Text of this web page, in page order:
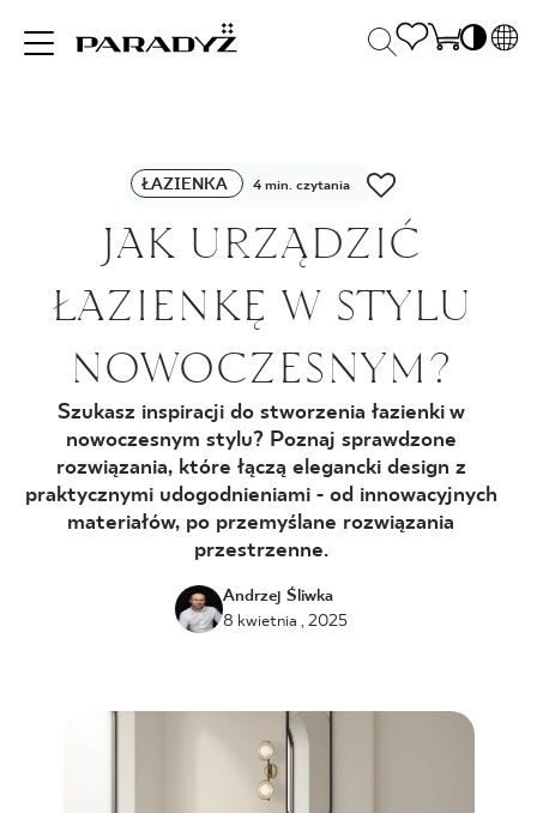
INSPIRACJE
PRODUKTY
KOLEKCJE
DLA BIZNESU
BLOG
O NAS
KARIERA
ŁAZIENKA 4 min. czytania
JAK URZĄDZIĆ
ŁAZIENKĘ W STYLU
NOWOCZESNYM?
Szukasz inspiracji do stworzenia łazienki w
nowoczesnym stylu? Poznaj sprawdzone
rozwiązania, które łączą elegancki design z
praktycznymi udogodnieniami - od innowacyjnych
materiałów, po przemyślane rozwiązania
przestrzenne.
Andrzej Śliwka
8 kwietnia , 2025